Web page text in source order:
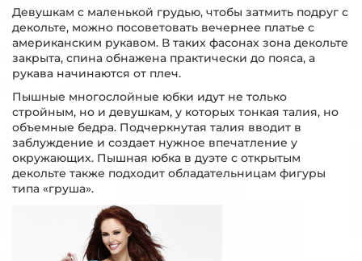
Девушкам с маленькой грудью, чтобы затмить подруг с
декольте, можно посоветовать вечернее платье с
американским рукавом. В таких фасонах зона декольте
закрыта, спина обнажена практически до пояса, а
рукава начинаются от плеч.
Пышные многослойные юбки идут не только
стройным, но и девушкам, у которых тонкая талия, но
объемные бедра. Подчеркнутая талия вводит в
заблуждение и создает нужное впечатление у
окружающих. Пышная юбка в дуэте с открытым
декольте также подходит обладательницам фигуры
типа «груша».